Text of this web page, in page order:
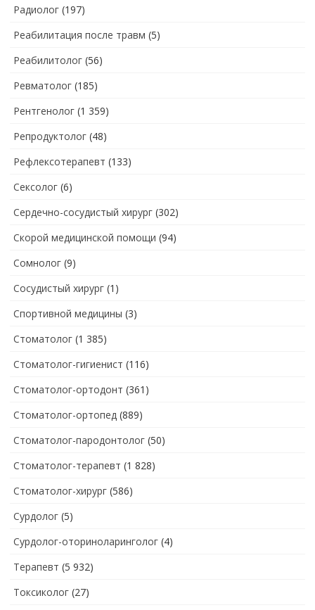
Радиолог (197)
Реабилитация после травм (5)
Реабилитолог (56)
Ревматолог (185)
Рентгенолог (1 359)
Репродуктолог (48)
Рефлексотерапевт (133)
Сексолог (6)
Сердечно-сосудистый хирург (302)
Скорой медицинской помощи (94)
Сомнолог (9)
Сосудистый хирург (1)
Спортивной медицины (3)
Стоматолог (1 385)
Стоматолог-гигиенист (116)
Стоматолог-ортодонт (361)
Стоматолог-ортопед (889)
Стоматолог-пародонтолог (50)
Стоматолог-терапевт (1 828)
Стоматолог-хирург (586)
Сурдолог (5)
Сурдолог-оториноларинголог (4)
Терапевт (5 932)
Токсиколог (27)